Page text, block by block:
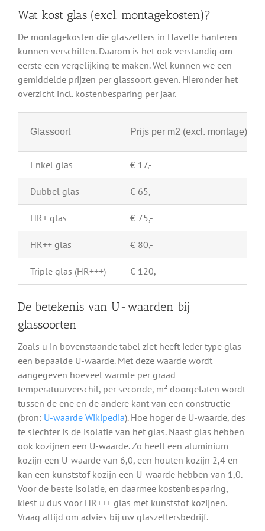
Wat kost glas (excl. montagekosten)?
De montagekosten die glaszetters in Havelte hanteren
kunnen verschillen. Daarom is het ook verstandig om
eerste een vergelijking te maken. Wel kunnen we een
gemiddelde prijzen per glassoort geven. Hieronder het
overzicht incl. kostenbesparing per jaar.
Glassoort Prijs per m2 (excl. montage)
Enkel glas € 17,-
Dubbel glas € 65,-
HR+ glas € 75,-
HR++ glas € 80,-
Triple glas (HR+++) € 120,-
De betekenis van U-waarden bij
glassoorten
Zoals u in bovenstaande tabel ziet heeft ieder type glas
een bepaalde U-waarde. Met deze waarde wordt
aangegeven hoeveel warmte per graad
temperatuurverschil, per seconde, m² doorgelaten wordt
tussen de ene en de andere kant van een constructie
(bron: U-waarde Wikipedia). Hoe hoger de U-waarde, des
te slechter is de isolatie van het glas. Naast glas hebben
ook kozijnen een U-waarde. Zo heeft een aluminium
kozijn een U-waarde van 6,0, een houten kozijn 2,4 en
kan een kunststof kozijn een U-waarde hebben van 1,0.
Voor de beste isolatie, en daarmee kostenbesparing,
kiest u dus voor HR+++ glas met kunststof kozijnen.
Vraag altijd om advies bij uw glaszettersbedrijf.